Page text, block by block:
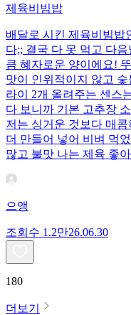
제육비빔밥
배달로 시킨 제육비빔밥
다;; 결국 다 못 먹고 다
큼 혜자로운 양이에요!
맛이 인위적이지 않고
라이 2개 올려주는 센스
다 보니까 기본 고추장
저는 싱거운 것보다 매
더 만들어 넣어 비벼 먹
많고 불맛 나는 제육 좋
으앵
조회수 1.2만26.06.30
180
더보기